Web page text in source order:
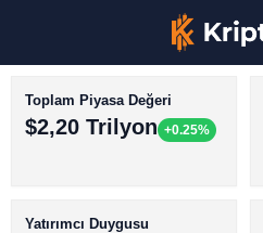
BİTCOİN HABERLERİ
Toplam Piyasa Değeri
$2,20 Trilyon +0.25%
Yatırımcı Duygusu